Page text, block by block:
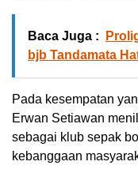
Baca Juga :
bjb Tandamata
Pada kesempatan
Erwan Setiawan
sebagai klub sepak
kebanggaan